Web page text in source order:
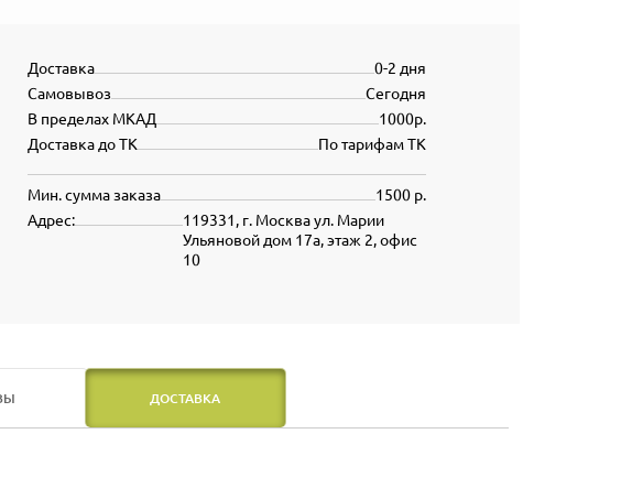
0-2 дня
Доставка
Сегодня
Самовывоз
1000р.
В пределах МКАД
По тарифам ТК
Доставка до ТК
1500 р.
Мин. сумма заказа
119331, г. Москва ул. Марии
Ульяновой дом 17а, этаж 2, офис
10
Адрес:
ДОСТАВКА